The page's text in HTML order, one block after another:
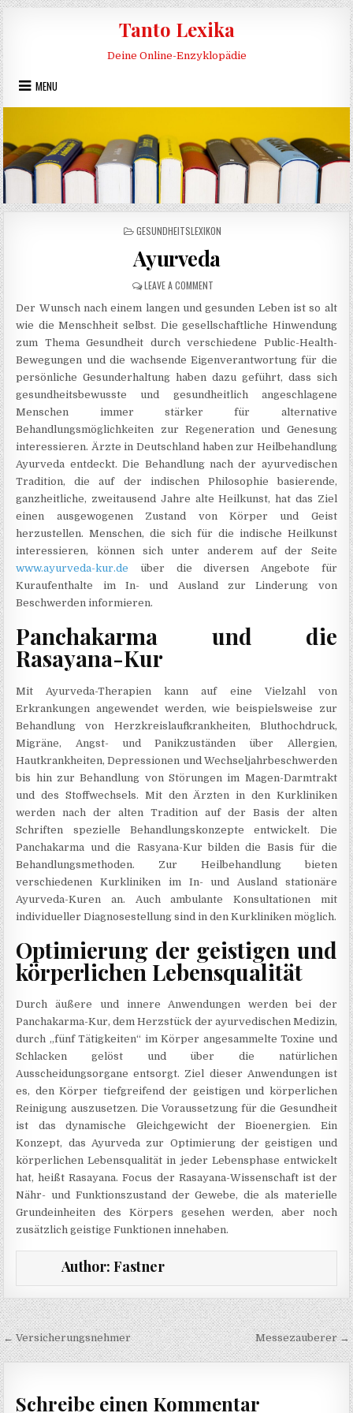
Skip to content
Tanto Lexika
Deine Online-Enzyklopädie
MENU
POSTED IN
GESUNDHEITSLEXIKON
Ayurveda
LEAVE A COMMENTON AYURVEDA
Der Wunsch nach einem langen und gesunden Leben ist so alt
wie die Menschheit selbst. Die gesellschaftliche Hinwendung
zum Thema Gesundheit durch verschiedene Public-Health-
Bewegungen und die wachsende Eigenverantwortung für die
persönliche Gesunderhaltung haben dazu geführt, dass sich
gesundheitsbewusste und gesundheitlich angeschlagene
Menschen immer stärker für alternative
Behandlungsmöglichkeiten zur Regeneration und Genesung
interessieren. Ärzte in Deutschland haben zur Heilbehandlung
Ayurveda entdeckt. Die Behandlung nach der ayurvedischen
Tradition, die auf der indischen Philosophie basierende,
ganzheitliche, zweitausend Jahre alte Heilkunst, hat das Ziel
einen ausgewogenen Zustand von Körper und Geist
herzustellen. Menschen, die sich für die indische Heilkunst
interessieren, können sich unter anderem auf der Seite
www.ayurveda-kur.de über die diversen Angebote für
Kuraufenthalte im In- und Ausland zur Linderung von
Beschwerden informieren.
Panchakarma und die
Rasayana-Kur
Mit Ayurveda-Therapien kann auf eine Vielzahl von
Erkrankungen angewendet werden, wie beispielsweise zur
Behandlung von Herzkreislaufkrankheiten, Bluthochdruck,
Migräne, Angst- und Panikzuständen über Allergien,
Hautkrankheiten, Depressionen und Wechseljahrbeschwerden
bis hin zur Behandlung von Störungen im Magen-Darmtrakt
und des Stoffwechsels. Mit den Ärzten in den Kurkliniken
werden nach der alten Tradition auf der Basis der alten
Schriften spezielle Behandlungskonzepte entwickelt. Die
Panchakarma und die Rasyana-Kur bilden die Basis für die
Behandlungsmethoden. Zur Heilbehandlung bieten
verschiedenen Kurkliniken im In- und Ausland stationäre
Ayurveda-Kuren an. Auch ambulante Konsultationen mit
individueller Diagnosestellung sind in den Kurkliniken möglich.
Optimierung der geistigen und
körperlichen Lebensqualität
Durch äußere und innere Anwendungen werden bei der
Panchakarma-Kur, dem Herzstück der ayurvedischen Medizin,
durch „fünf Tätigkeiten“ im Körper angesammelte Toxine und
Schlacken gelöst und über die natürlichen
Ausscheidungsorgane entsorgt. Ziel dieser Anwendungen ist
es, den Körper tiefgreifend der geistigen und körperlichen
Reinigung auszusetzen. Die Voraussetzung für die Gesundheit
ist das dynamische Gleichgewicht der Bioenergien. Ein
Konzept, das Ayurveda zur Optimierung der geistigen und
körperlichen Lebensqualität in jeder Lebensphase entwickelt
hat, heißt Rasayana. Focus der Rasayana-Wissenschaft ist der
Nähr- und Funktionszustand der Gewebe, die als materielle
Grundeinheiten des Körpers gesehen werden, aber noch
zusätzlich geistige Funktionen innehaben.
Author: Fastner
Beitragsnavigation
← Versicherungsnehmer Messezauberer →
Schreibe einen Kommentar